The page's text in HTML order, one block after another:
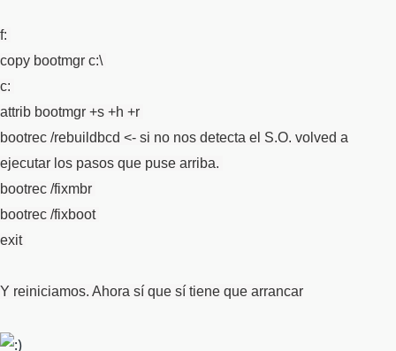
f:
copy bootmgr c:\
c:
attrib bootmgr +s +h +r
bootrec /rebuildbcd <- si no nos detecta el S.O. volved a
ejecutar los pasos que puse arriba.
bootrec /fixmbr
bootrec /fixboot
exit
Y reiniciamos. Ahora sí que sí tiene que arrancar